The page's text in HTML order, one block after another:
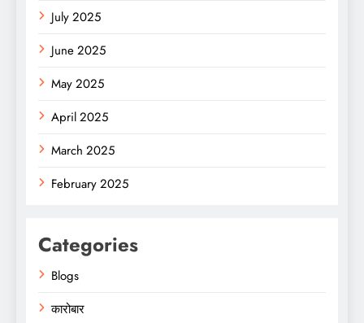
July 2025
June 2025
May 2025
April 2025
March 2025
February 2025
Categories
Blogs
कारोबार